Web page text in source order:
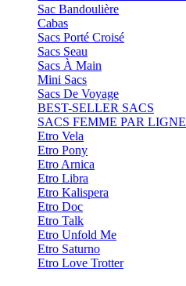
Sac Bandoulière
Cabas
Sacs Porté Croisé
Sacs Seau
Sacs À Main
Mini Sacs
Sacs De Voyage
BEST-SELLER SACS
SACS FEMME PAR LIGNE
Etro Vela
Etro Pony
Etro Arnica
Etro Libra
Etro Kalispera
Etro Doc
Etro Talk
Etro Unfold Me
Etro Saturno
Etro Love Trotter